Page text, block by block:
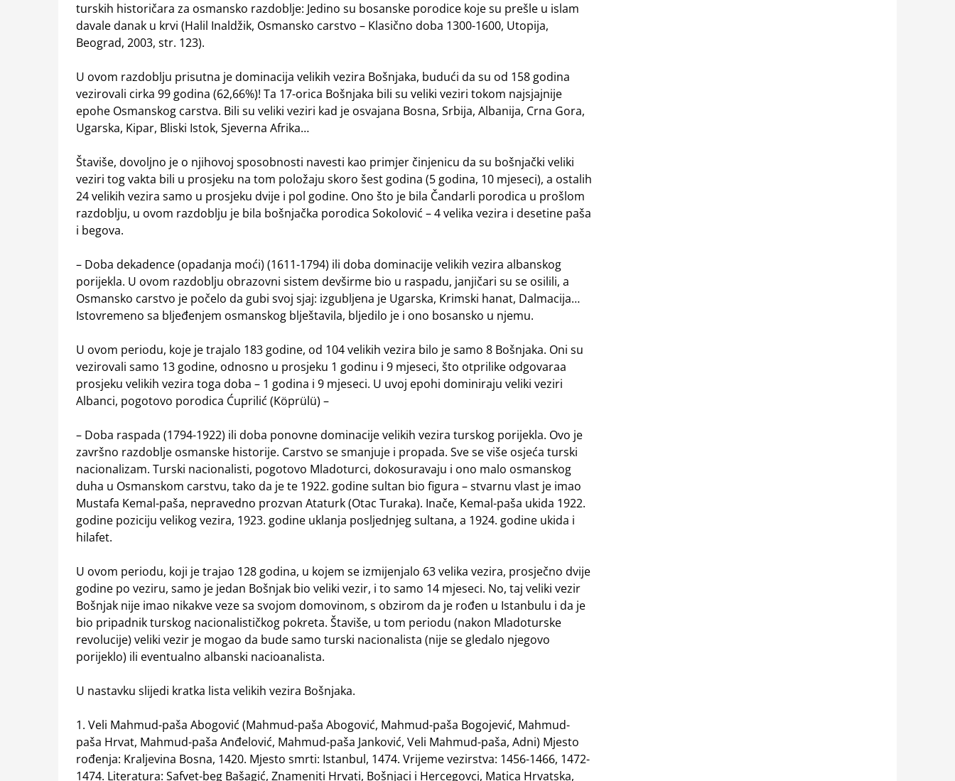
turskih historičara za osmansko razdoblje: Jedino su bosanske porodice koje su prešle u islam
davale danak u krvi (Halil Inaldžik, Osmansko carstvo – Klasično doba 1300-1600, Utopija,
Beograd, 2003, str. 123).
U ovom razdoblju prisutna je dominacija velikih vezira Bošnjaka, budući da su od 158 godina
vezirovali cirka 99 godina (62,66%)! Ta 17-orica Bošnjaka bili su veliki veziri tokom najsjajnije
epohe Osmanskog carstva. Bili su veliki veziri kad je osvajana Bosna, Srbija, Albanija, Crna Gora,
Ugarska, Kipar, Bliski Istok, Sjeverna Afrika…
Štaviše, dovoljno je o njihovoj sposobnosti navesti kao primjer činjenicu da su bošnjački veliki
veziri tog vakta bili u prosjeku na tom položaju skoro šest godina (5 godina, 10 mjeseci), a ostalih
24 velikih vezira samo u prosjeku dvije i pol godine. Ono što je bila Čandarli porodica u prošlom
razdoblju, u ovom razdoblju je bila bošnjačka porodica Sokolović – 4 velika vezira i desetine paša
i begova.
– Doba dekadence (opadanja moći) (1611-1794) ili doba dominacije velikih vezira albanskog
porijekla. U ovom razdoblju obrazovni sistem devširme bio u raspadu, janjičari su se osilili, a
Osmansko carstvo je počelo da gubi svoj sjaj: izgubljena je Ugarska, Krimski hanat, Dalmacija…
Istovremeno sa bljeđenjem osmanskog blještavila, bljedilo je i ono bosansko u njemu.
U ovom periodu, koje je trajalo 183 godine, od 104 velikih vezira bilo je samo 8 Bošnjaka. Oni su
vezirovali samo 13 godine, odnosno u prosjeku 1 godinu i 9 mjeseci, što otprilike odgovaraa
prosjeku velikih vezira toga doba – 1 godina i 9 mjeseci. U uvoj epohi dominiraju veliki veziri
Albanci, pogotovo porodica Ćuprilić (Köprülü) –
– Doba raspada (1794-1922) ili doba ponovne dominacije velikih vezira turskog porijekla. Ovo je
završno razdoblje osmanske historije. Carstvo se smanjuje i propada. Sve se više osjeća turski
nacionalizam. Turski nacionalisti, pogotovo Mladoturci, dokosuravaju i ono malo osmanskog
duha u Osmanskom carstvu, tako da je te 1922. godine sultan bio figura – stvarnu vlast je imao
Mustafa Kemal-paša, nepravedno prozvan Ataturk (Otac Turaka). Inače, Kemal-paša ukida 1922.
godine poziciju velikog vezira, 1923. godine uklanja posljednjeg sultana, a 1924. godine ukida i
hilafet.
U ovom periodu, koji je trajao 128 godina, u kojem se izmijenjalo 63 velika vezira, prosječno dvije
godine po veziru, samo je jedan Bošnjak bio veliki vezir, i to samo 14 mjeseci. No, taj veliki vezir
Bošnjak nije imao nikakve veze sa svojom domovinom, s obzirom da je rođen u Istanbulu i da je
bio pripadnik turskog nacionalističkog pokreta. Štaviše, u tom periodu (nakon Mladoturske
revolucije) veliki vezir je mogao da bude samo turski nacionalista (nije se gledalo njegovo
porijeklo) ili eventualno albanski nacioanalista.
U nastavku slijedi kratka lista velikih vezira Bošnjaka.
1. Veli Mahmud-paša Abogović (Mahmud-paša Abogović, Mahmud-paša Bogojević, Mahmud-
paša Hrvat, Mahmud-paša Anđelović, Mahmud-paša Janković, Veli Mahmud-paša, Adni) Mjesto
rođenja: Kraljevina Bosna, 1420. Mjesto smrti: Istanbul, 1474. Vrijeme vezirstva: 1456-1466, 1472-
1474. Literatura: Safvet-beg Bašagić, Znameniti Hrvati, Bošnjaci i Hercegovci, Matica Hrvatska,